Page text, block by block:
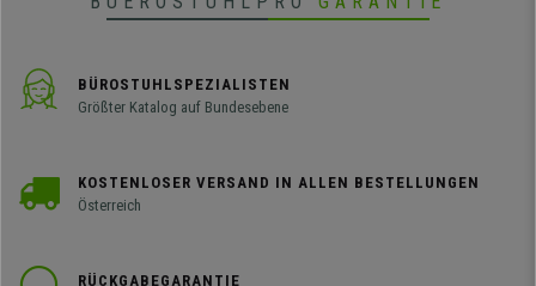
BÜROSTUHLSPEZIALISTEN
Größter Katalog auf Bundesebene
KOSTENLOSER VERSAND IN ALLEN BESTELLUNGEN
Österreich
RÜCKGABEGARANTIE